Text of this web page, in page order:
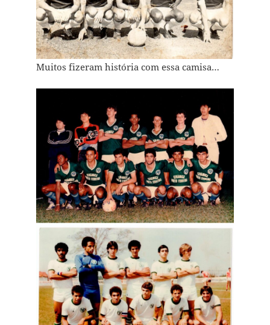
Muitos fizeram história com essa camisa…